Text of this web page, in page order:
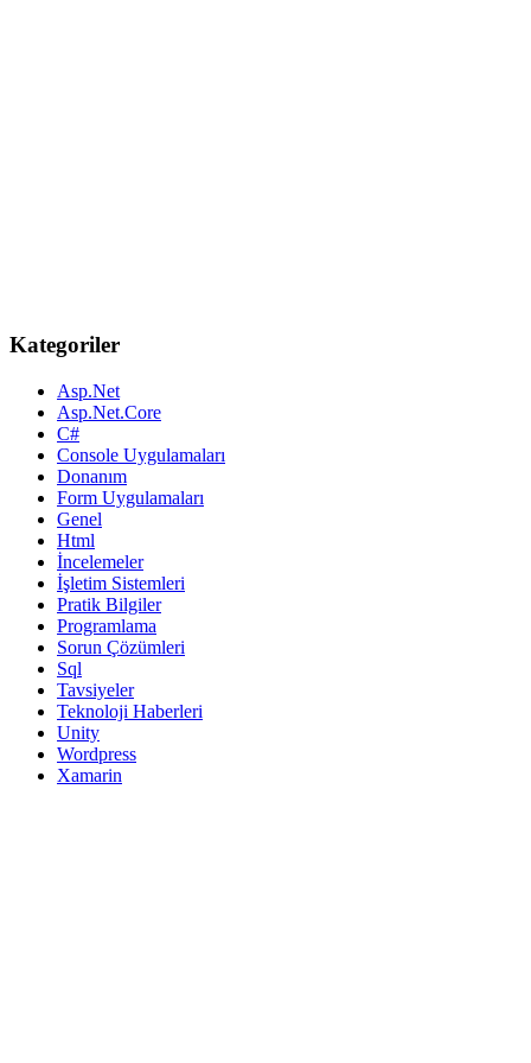
Kategoriler
Asp.Net
Asp.Net.Core
C#
Console Uygulamaları
Donanım
Form Uygulamaları
Genel
Html
İncelemeler
İşletim Sistemleri
Pratik Bilgiler
Programlama
Sorun Çözümleri
Sql
Tavsiyeler
Teknoloji Haberleri
Unity
Wordpress
Xamarin